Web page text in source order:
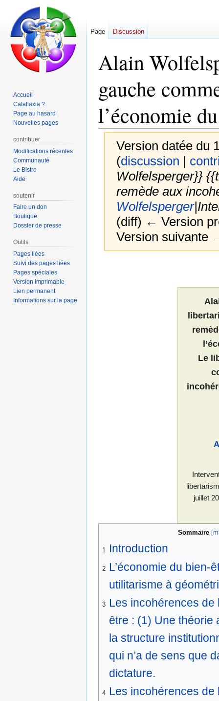
Alain
gauche
l’économie
Version datée du
(discussion |
Wolfelsperger}}
remède aux
Wolfelsperger
(diff) ← Version
Version suivante
Le
juillet
Sommaire
1 Introduction
2 L’économie du bien-
utilitarisme à
3 Les incohérences de
être : (1) Une théorie
la structure
qui n’a de sens que
dictature.
4 Les incohérences de
Page Discussion
Accueil
Catallaxia ?
Page au hasard
Nouvelles pages
contribuer
Modifications récentes
Communauté
Le Bistro
Aide
soutenir
Faire un don
Boutique
Dossier de presse
Outils
Pages liées
Suivi des pages liées
Pages spéciales
Version imprimable
Lien permanent
Informations sur la page